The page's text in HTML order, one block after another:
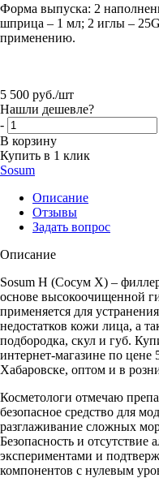
Форма выпуска: 2
шприца – 1 мл; 2 иглы –
применению.
5 500 руб./шт
Нашли дешевле?
-
В корзину
Купить в 1 клик
Sosum
Описание
Отзывы
Задать вопрос
Описание
Sosum H (Сосум Х) –
основе высокоочищенной
применяется для
недостатков кожи лица, а
подбородка, скул и губ.
интернет-магазине по цене
Хабаровске, оптом и в
Косметологи отмечаю
безопасное средство для
разглаживание сложных
Безопасность и отсутствие
экспериментами и
компонентов с нулевым